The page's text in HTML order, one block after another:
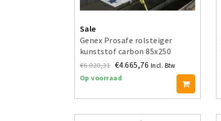
Sale
Genex Prosafe rolsteiger
kunststof carbon 85x250
werkhoogte 4 m
€6.020,31 €4.665,76 Incl. Btw
Op voorraad